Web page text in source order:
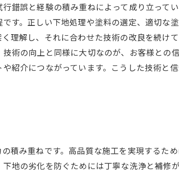
錯誤と経験の積み重ねによって成り立って
す。正しい下地処理や塗料の選定、適切な
理解し、それに合わせた技術の改良を続け
術の向上と同様に大切なのが、お客様との
紹介につながっています。こうした技術と
積み重ねです。高品質な施工を実現するた
地の劣化を防ぐためには丁寧な洗浄と補修